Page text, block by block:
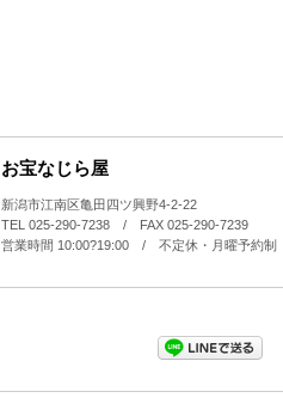
お宝なじら屋
新潟市江南区亀田四ツ興野4-2-22
TEL 025-290-7238 / FAX 025-290-7239
営業時間 10:00?19:00 / 不定休・月曜予約制